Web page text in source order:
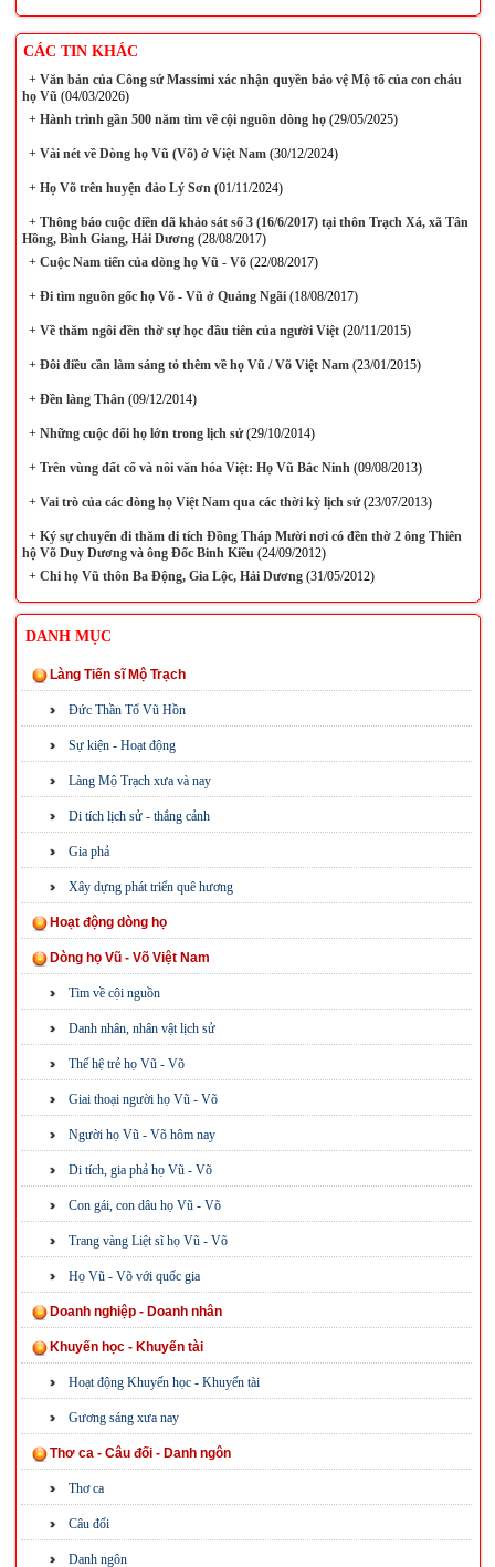
CÁC TIN KHÁC
+Văn bản của Công sứ Massimi xác nhận quyền bảo vệ Mộ tổ của con cháu
họ Vũ(04/03/2026)
+Hành trình gần 500 năm tìm về cội nguồn dòng họ(29/05/2025)
+Vài nét về Dòng họ Vũ (Võ) ở Việt Nam(30/12/2024)
+Họ Võ trên huyện đảo Lý Sơn(01/11/2024)
+Thông báo cuộc điền dã khảo sát số 3 (16/6/2017) tại thôn Trạch Xá, xã Tân
Hồng, Bình Giang, Hải Dương(28/08/2017)
+Cuộc Nam tiến của dòng họ Vũ - Võ(22/08/2017)
+Đi tìm nguồn gốc họ Võ - Vũ ở Quảng Ngãi(18/08/2017)
+​Về thăm ngôi đền thờ sự học đầu tiên của người Việt(20/11/2015)
+Đôi điều cần làm sáng tỏ thêm về họ Vũ / Võ Việt Nam(23/01/2015)
+Đền làng Thân(09/12/2014)
+Những cuộc đổi họ lớn trong lịch sử(29/10/2014)
+Trên vùng đất cổ và nôi văn hóa Việt: Họ Vũ Bắc Ninh(09/08/2013)
+Vai trò của các dòng họ Việt Nam qua các thời kỳ lịch sử(23/07/2013)
+Ký sự chuyến đi thăm di tích Đồng Tháp Mười nơi có đền thờ 2 ông Thiên
hộ Võ Duy Dương và ông Đốc Binh Kiều(24/09/2012)
+Chi họ Vũ thôn Ba Động, Gia Lộc, Hải Dương(31/05/2012)
DANH MỤC
Làng Tiến sĩ Mộ Trạch
Đức Thần Tổ Vũ Hồn
Sự kiện - Hoạt động
Làng Mộ Trạch xưa và nay
Di tích lịch sử - thắng cảnh
Gia phả
Xây dựng phát triển quê hương
Hoạt động dòng họ
Dòng họ Vũ - Võ Việt Nam
Tìm về cội nguồn
Danh nhân, nhân vật lịch sử
Thế hệ trẻ họ Vũ - Võ
Giai thoại người họ Vũ - Võ
Người họ Vũ - Võ hôm nay
Di tích, gia phả họ Vũ - Võ
Con gái, con dâu họ Vũ - Võ
Trang vàng Liệt sĩ họ Vũ - Võ
Họ Vũ - Võ với quốc gia
Doanh nghiệp - Doanh nhân
Khuyến học - Khuyến tài
Hoạt động Khuyến học - Khuyến tài
Gương sáng xưa nay
Thơ ca - Câu đối - Danh ngôn
Thơ ca
Câu đối
Danh ngôn